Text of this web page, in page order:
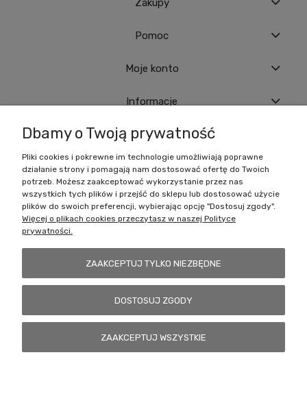
Zakupy
Pomoc
Moje konto
Informacje
Battlecult | ul. Benedykta Dybowskiego 45/7, 41-208 Sosnowiec, woj.
śląskie | Email:kontakt@battlecult.plTel.: 669966242 | NIP:
6443563610 REGON: 520502331
POKAŻ PEŁNĄ WERSJĘ STRONY
Dbamy o Twoją prywatność
Pliki cookies i pokrewne im technologie umożliwiają poprawne
działanie strony i pomagają nam dostosować ofertę do Twoich
potrzeb. Możesz zaakceptować wykorzystanie przez nas
wszystkich tych plików i przejść do sklepu lub dostosować użycie
plików do swoich preferencji, wybierając opcję "Dostosuj zgody".
Więcej o plikach cookies przeczytasz w naszej Polityce
prywatności.
ZAAKCEPTUJ TYLKO NIEZBĘDNE
DOSTOSUJ ZGODY
ZAAKCEPTUJ WSZYSTKIE